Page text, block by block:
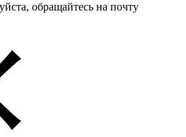
обращайтесь на почту